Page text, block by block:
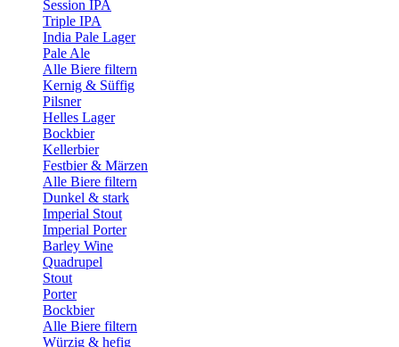
Session IPA
Triple IPA
India Pale Lager
Pale Ale
Alle Biere filtern
Kernig & Süffig
Pilsner
Helles Lager
Bockbier
Kellerbier
Festbier & Märzen
Alle Biere filtern
Dunkel & stark
Imperial Stout
Imperial Porter
Barley Wine
Quadrupel
Stout
Porter
Bockbier
Alle Biere filtern
Würzig & hefig